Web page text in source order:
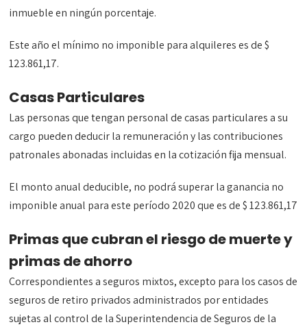
inmueble en ningún porcentaje.
Este año el mínimo no imponible para alquileres es de $
123.861,17.
Casas Particulares
Las personas que tengan personal de casas particulares a su
cargo pueden deducir la remuneración y las contribuciones
patronales abonadas incluidas en la cotización fija mensual.
El monto anual deducible, no podrá superar la ganancia no
imponible anual para este período 2020 que es de $ 123.861,17
Primas que cubran el riesgo de muerte y
primas de ahorro
Correspondientes a seguros mixtos, excepto para los casos de
seguros de retiro privados administrados por entidades
sujetas al control de la Superintendencia de Seguros de la